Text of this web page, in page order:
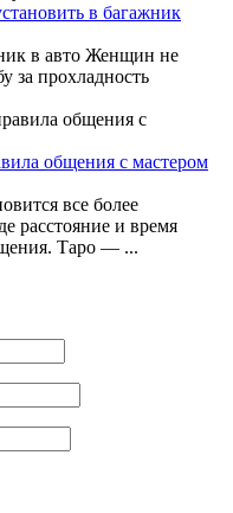
в багажник
в авто Женщин не
за прохладность
общения с мастером
все более
расстояние и время
Таро — ...